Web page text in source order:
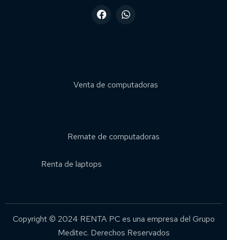
Venta de computadoras
Remate de computadoras
Renta de laptops
Copyright © 2024 RENTA PC es una empresa del Grupo
Meditec. Derechos Reservados